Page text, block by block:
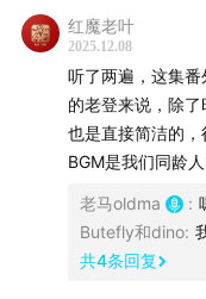
37:38 流媒体之战的终
付费电视捆绑包和
片厂搞流媒体，入
亚马逊买米高梅图
华纳兄弟探索的还
网飞吞华纳：电影
红魔老叶
2025.12.08
听了两遍，这集
的老登来说，除
也是直接简洁的
BGM是我们同龄
老马oldma :
Butefly和dino:
共4条回复